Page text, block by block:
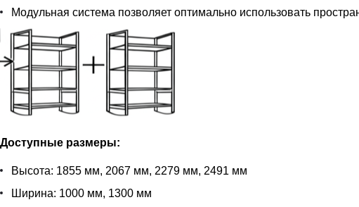
Модульная система позволяет оптимально использовать
Доступные размеры:
Высота: 1855 мм, 2067 мм, 2279 мм, 2491 мм
Ширина: 1000 мм, 1300 мм